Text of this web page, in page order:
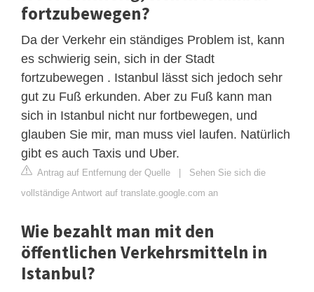
fortzubewegen?
Da der Verkehr ein ständiges Problem ist, kann
es schwierig sein, sich in der Stadt
fortzubewegen . Istanbul lässt sich jedoch sehr
gut zu Fuß erkunden. Aber zu Fuß kann man
sich in Istanbul nicht nur fortbewegen, und
glauben Sie mir, man muss viel laufen. Natürlich
gibt es auch Taxis und Uber.
Antrag auf Entfernung der Quelle
Sehen Sie sich die
vollständige Antwort auf translate.google.com an
Wie bezahlt man mit den
öffentlichen Verkehrsmitteln in
Istanbul?